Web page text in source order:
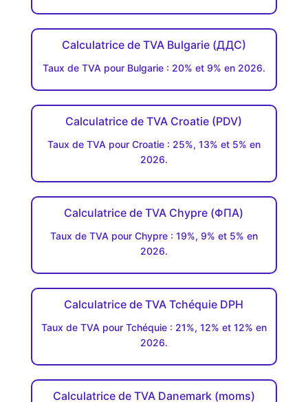
Calculatrice de TVA Bulgarie (ДДC)
Taux de TVA pour Bulgarie : 20% et 9% en 2026.
Calculatrice de TVA Croatie (PDV)
Taux de TVA pour Croatie : 25%, 13% et 5% en
2026.
Calculatrice de TVA Chypre (ΦΠΑ)
Taux de TVA pour Chypre : 19%, 9% et 5% en
2026.
Calculatrice de TVA Tchéquie DPH
Taux de TVA pour Tchéquie : 21%, 12% et 12% en
2026.
Calculatrice de TVA Danemark (moms)